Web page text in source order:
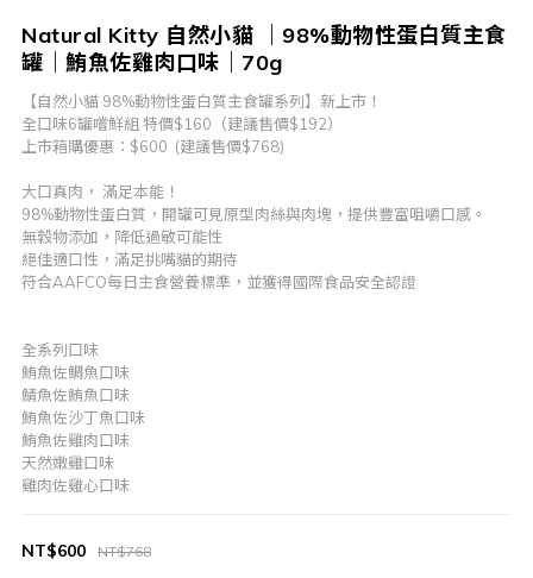
Natural Kitty 自然小貓 ｜98%動物性蛋白質主食
罐｜鮪魚佐雞肉口味｜70g
【自然小貓 98%動物性蛋白質主食罐系列】新上市！
全口味6罐嚐鮮組 特價$160（建議售價$192）
上市箱購優惠：$600  (建議售價$768)
大口真肉， 滿足本能！
98%動物性蛋白質，開罐可見原型肉絲與肉塊，提供豐富咀嚼口感。
無穀物添加，降低過敏可能性
絕佳適口性，滿足挑嘴貓的期待
符合AAFCO每日主食營養標準，並獲得國際食品安全認證
全系列口味
鮪魚佐鯛魚口味
鯖魚佐鮪魚口味
鮪魚佐沙丁魚口味
鮪魚佐雞肉口味
天然嫩雞口味
雞肉佐雞心口味
NT$768
NT$600